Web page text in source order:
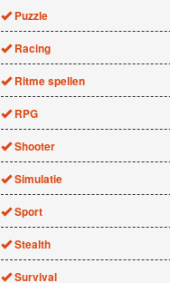
Puzzle
Racing
Ritme spellen
RPG
Shooter
Simulatie
Sport
Stealth
Survival